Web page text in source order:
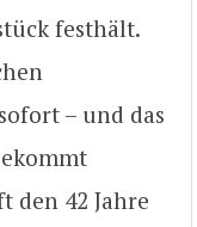
festhält.
– und das
den 42 Jahre